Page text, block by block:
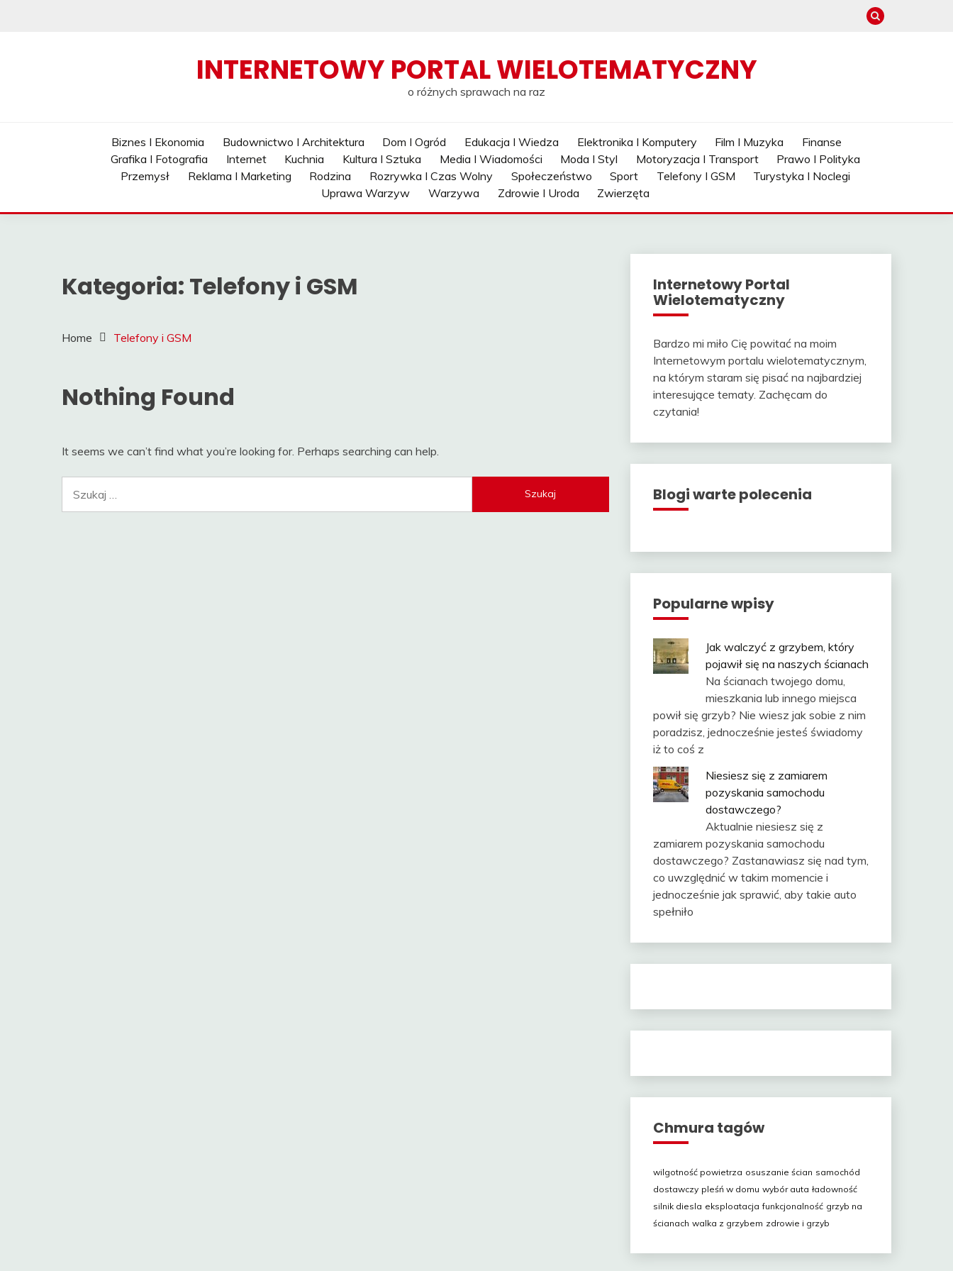
INTERNETOWY PORTAL WIELOTEMATYCZNY
o różnych sprawach na raz
Biznes I Ekonomia Budownictwo I Architektura Dom I Ogród Edukacja I Wiedza Elektronika I Komputery Film I Muzyka
Finanse
Grafika I Fotografia
Internet Kuchnia Kultura I Sztuka Media I Wiadomości Moda I Styl Motoryzacja I Transport
Prawo I Polityka
Przemysł
Reklama I Marketing Rodzina Rozrywka I Czas Wolny Społeczeństwo Sport Telefony I GSM
Turystyka I Noclegi
Uprawa Warzyw
Warzywa Zdrowie I Uroda Zwierzęta
Kategoria: Telefony i GSM
Home Telefony i GSM
Nothing Found
It seems we can’t find what you’re looking for. Perhaps searching can help.
Internetowy Portal
Wielotematyczny
Bardzo mi miło Cię powitać na moim
Internetowym portalu wielotematycznym,
na którym staram się pisać na najbardziej
interesujące tematy. Zachęcam do
czytania!
Blogi warte polecenia
Popularne wpisy
Jak walczyć z grzybem, który
pojawił się na naszych ścianach
Na ścianach twojego domu,
mieszkania lub innego miejsca
powił się grzyb? Nie wiesz jak sobie z nim
poradzisz, jednocześnie jesteś świadomy
iż to coś z
Niesiesz się z zamiarem
pozyskania samochodu
dostawczego?
Aktualnie niesiesz się z
zamiarem pozyskania samochodu
dostawczego? Zastanawiasz się nad tym,
co uwzględnić w takim momencie i
jednocześnie jak sprawić, aby takie auto
spełniło
Chmura tagów
wilgotność powietrza osuszanie ścian samochód
dostawczy pleśń w domu wybór auta ładowność
silnik diesla eksploatacja funkcjonalność grzyb na
ścianach walka z grzybem zdrowie i grzyb